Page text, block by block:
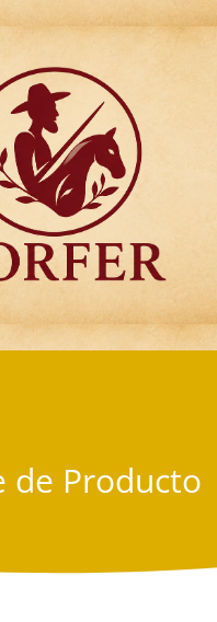
Regalo Torfer.
de Producto